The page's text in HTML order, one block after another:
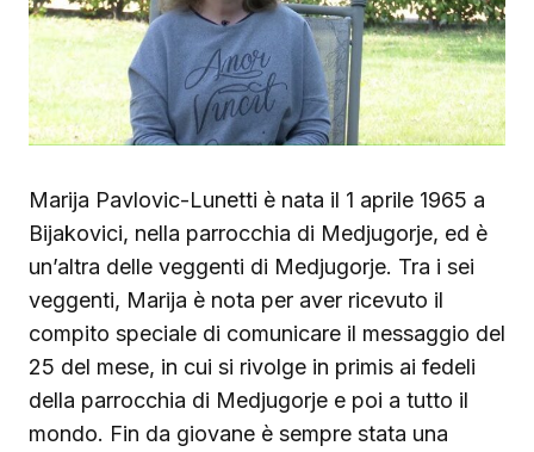
Marija Pavlovic-Lunetti è nata il 1 aprile 1965 a
Bijakovici, nella parrocchia di Medjugorje, ed è
un’altra delle veggenti di Medjugorje. Tra i sei
veggenti, Marija è nota per aver ricevuto il
compito speciale di comunicare il messaggio del
25 del mese, in cui si rivolge in primis ai fedeli
della parrocchia di Medjugorje e poi a tutto il
mondo. Fin da giovane è sempre stata una